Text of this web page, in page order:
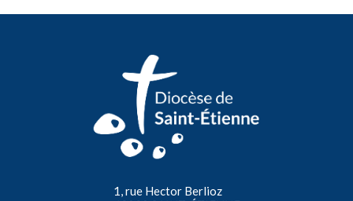
1, rue Hector Berlioz